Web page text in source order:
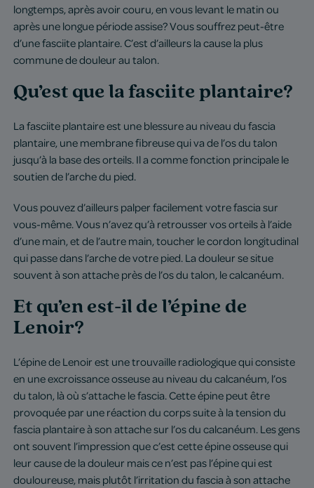
longtemps, après avoir couru, en vous levant le matin ou
après une longue période assise? Vous souffrez peut-être
d’une fasciite plantaire. C’est d’ailleurs la cause la plus
commune de douleur au talon.
Qu’est que la fasciite plantaire?
La fasciite plantaire est une blessure au niveau du fascia
plantaire, une membrane fibreuse qui va de l’os du talon
jusqu’à la base des orteils. Il a comme fonction principale le
soutien de l’arche du pied.
Vous pouvez d’ailleurs palper facilement votre fascia sur
vous-même. Vous n’avez qu’à retrousser vos orteils à l’aide
d’une main, et de l’autre main, toucher le cordon longitudinal
qui passe dans l’arche de votre pied. La douleur se situe
souvent à son attache près de l’os du talon, le calcanéum.
Et qu’en est-il de l’épine de
Lenoir?
L’épine de Lenoir est une trouvaille radiologique qui consiste
en une excroissance osseuse au niveau du calcanéum, l’os
du talon, là où s’attache le fascia. Cette épine peut être
provoquée par une réaction du corps suite à la tension du
fascia plantaire à son attache sur l’os du calcanéum. Les gens
ont souvent l’impression que c’est cette épine osseuse qui
leur cause de la douleur mais ce n’est pas l’épine qui est
douloureuse, mais plutôt l’irritation du fascia à son attache